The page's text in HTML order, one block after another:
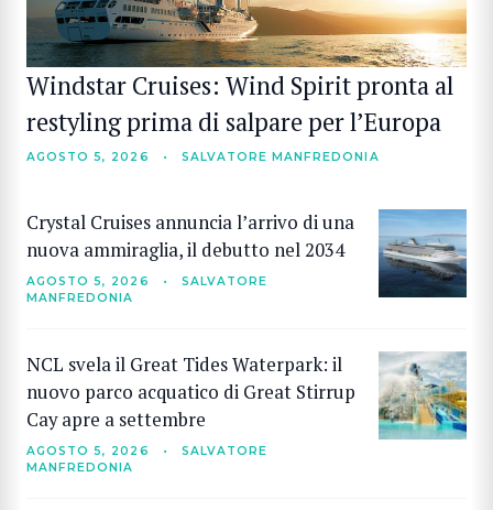
Windstar Cruises: Wind Spirit pronta al
restyling prima di salpare per l’Europa
AGOSTO 5, 2026 • SALVATORE MANFREDONIA
Crystal Cruises annuncia l’arrivo di una
nuova ammiraglia, il debutto nel 2034
AGOSTO 5, 2026 •
SALVATORE
MANFREDONIA
NCL svela il Great Tides Waterpark: il
nuovo parco acquatico di Great Stirrup
Cay apre a settembre
AGOSTO 5, 2026 •
SALVATORE
MANFREDONIA